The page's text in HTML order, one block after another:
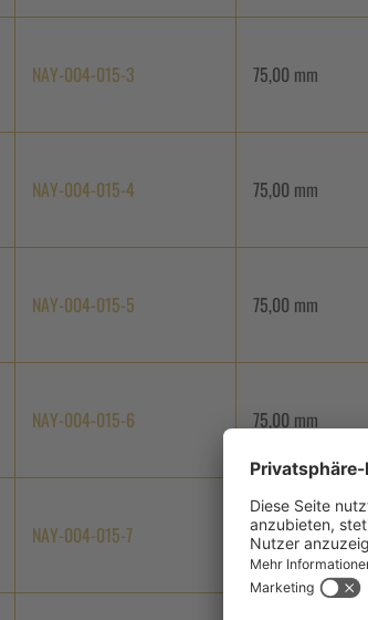
NAY-004-015-3 75,00 mm
NAY-004-015-4 75,00 mm
NAY-004-015-5 75,00 mm
NAY-004-015-6 75,00 mm
NAY-004-015-7 75,00 mm